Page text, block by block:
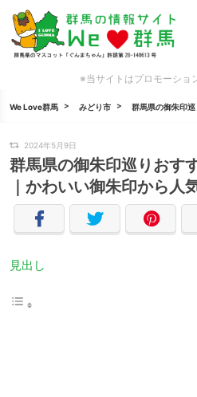
※当サイトはプロモーショ
We Love群馬 みどり市 群馬県の御朱印
2024年5月9日
群馬県の御朱印巡りおす
｜かわいい御朱印から人
見出し